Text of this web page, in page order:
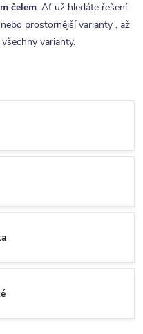
čelem. Ať už hledáte řešení
nebo prostornější varianty , až
varianty.